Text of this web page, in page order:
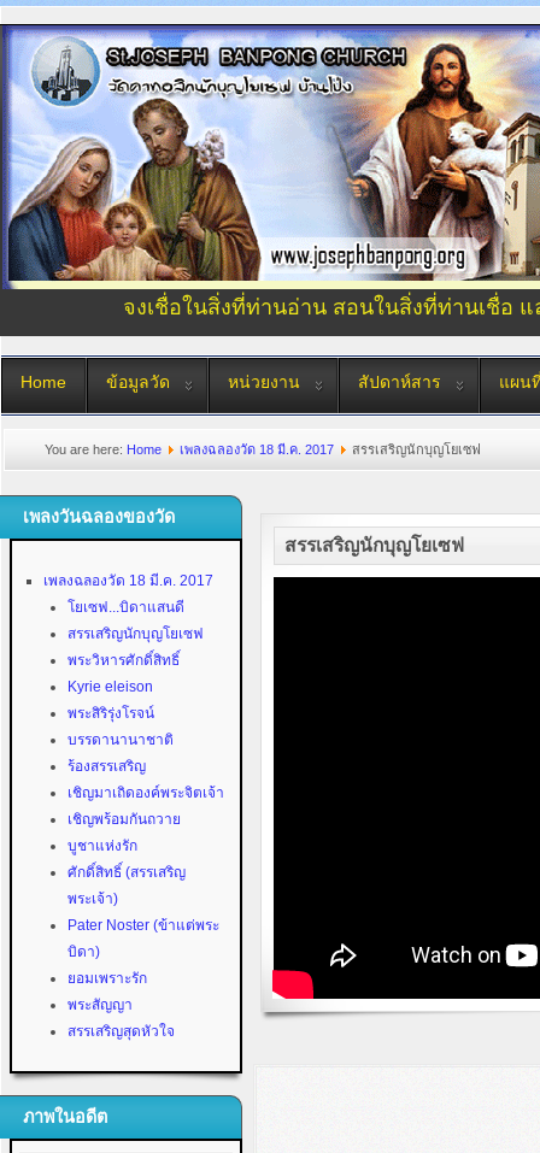
จงเชื่อในสิ่งที่ท่านอ่าน สอนในสิ่งที่ท่านเชื่อ
Home ข้อมูลวัด หน่วยงาน สัปดาห์สาร แผน
You are here: Home เพลงฉลองวัด 18 มี.ค. 2017 สรรเสริญนักบุญโยเซฟ
เพลงวันฉลองของวัด
เพลงฉลองวัด 18 มี.ค. 2017
โยเซฟ...บิดาแสนดี
สรรเสริญนักบุญโยเซฟ
พระวิหารศักดิ์สิทธิ์
Kyrie eleison
พระสิริรุ่งโรจน์
บรรดานานาชาติ
ร้องสรรเสริญ
เชิญมาเถิดองค์พระจิตเจ้า
เชิญพร้อมกันถวาย
บูชาแห่งรัก
ศักดิ์สิทธิ์ (สรรเสริญ
พระเจ้า)
Pater Noster (ข้าแต่พระ
บิดา)
ยอมเพราะรัก
พระสัญญา
สรรเสริญสุดหัวใจ
ภาพในอดีต
สรรเสริญนักบุญโยเซฟ